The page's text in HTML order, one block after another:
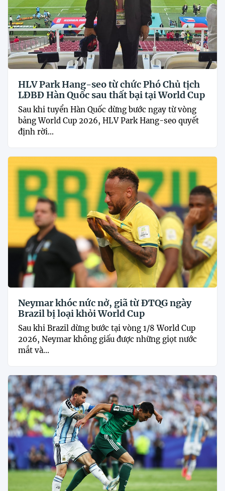
HLV Park Hang-seo từ chức Phó Chủ tịch
LĐBĐ Hàn Quốc sau thất bại tại World Cup
Sau khi tuyển Hàn Quốc dừng bước ngay từ vòng
bảng World Cup 2026, HLV Park Hang-seo quyết
định rời...
Neymar khóc nức nở, giã từ ĐTQG ngày
Brazil bị loại khỏi World Cup
Sau khi Brazil dừng bước tại vòng 1/8 World Cup
2026, Neymar không giấu được những giọt nước
mắt và...